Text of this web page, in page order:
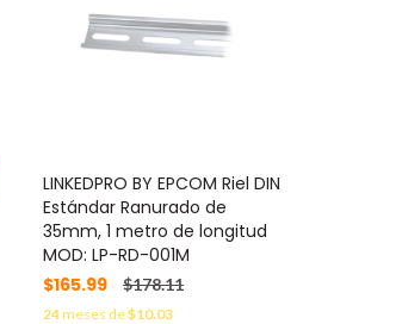
LINKEDPRO BY EPCOM Riel DIN
Estándar Ranurado de
35mm, 1 metro de longitud
MOD: LP-RD-001M
$165.99
$178.11
24meses de$10.03